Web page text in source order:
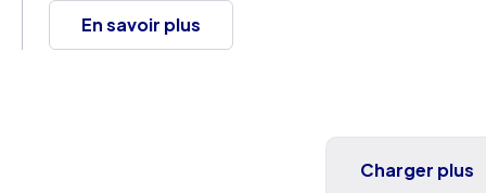
En savoir plus
Charger plus